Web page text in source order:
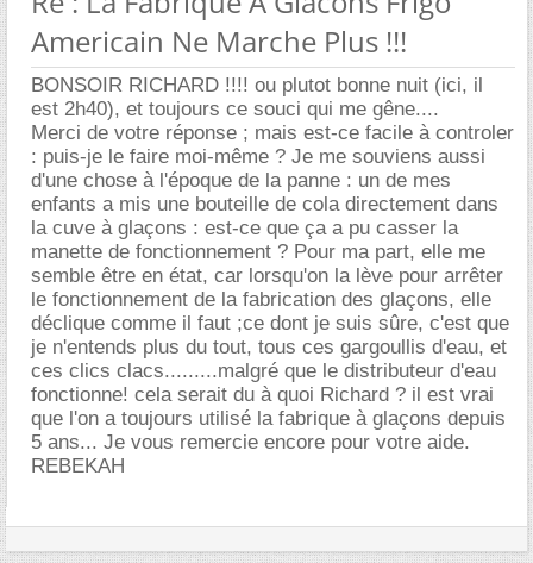
Americain Ne Marche Plus !!!
BONSOIR RICHARD !!!! ou plutot bonne nuit (ici, il
est 2h40), et toujours ce souci qui me gêne....
Merci de votre réponse ; mais est-ce facile à controler
: puis-je le faire moi-même ? Je me souviens aussi
d'une chose à l'époque de la panne : un de mes
enfants a mis une bouteille de cola directement dans
la cuve à glaçons : est-ce que ça a pu casser la
manette de fonctionnement ? Pour ma part, elle me
semble être en état, car lorsqu'on la lève pour arrêter
le fonctionnement de la fabrication des glaçons, elle
déclique comme il faut ;ce dont je suis sûre, c'est que
je n'entends plus du tout, tous ces gargoullis d'eau, et
ces clics clacs.........malgré que le distributeur d'eau
fonctionne! cela serait du à quoi Richard ? il est vrai
que l'on a toujours utilisé la fabrique à glaçons depuis
5 ans... Je vous remercie encore pour votre aide.
REBEKAH